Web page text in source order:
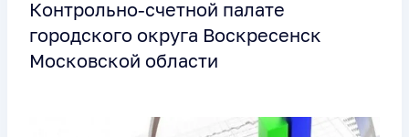
Контрольно-счетной палате
городского округа Воскресенск
Московской области